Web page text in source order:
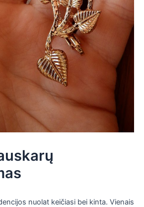
nuolat keičiasi bei kinta. Vienais